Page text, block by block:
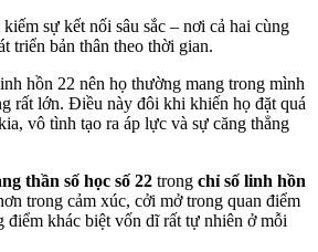
sự kết nối sâu sắc – nơi cả hai cùng
triển bản thân theo thời gian.
hồn 22 nên họ thường mang trong mình
rất lớn. Điều này đôi khi khiến họ đặt quá
vô tình tạo ra áp lực và sự căng thẳng
thần số học số 22 trong chỉ số linh hồn
trong cảm xúc, cởi mở trong quan điểm
điểm khác biệt vốn dĩ rất tự nhiên ở mỗi